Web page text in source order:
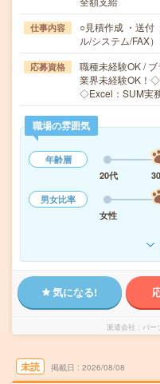
仕事内容
○見積作成 ・送付
ル/システム/FAX
応募資格
職種未経験OK /
業界未経験OK！
◇Excel：SUM実
職場の雰囲気
年齢層
20代
男女比率
女性
気になる!
派遣会社 パー
未読 掲載日 2026/08/08